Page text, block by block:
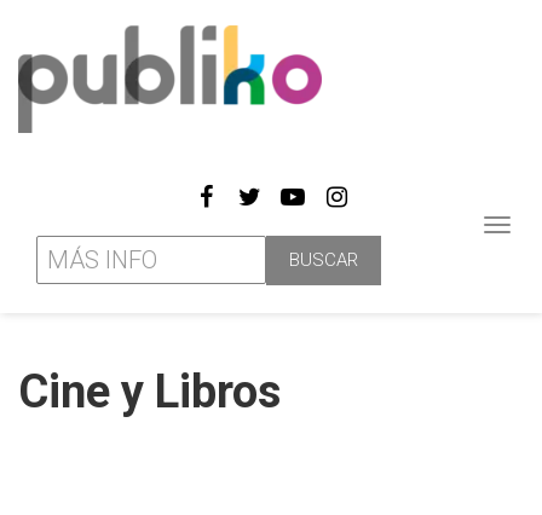
Cine y Libros